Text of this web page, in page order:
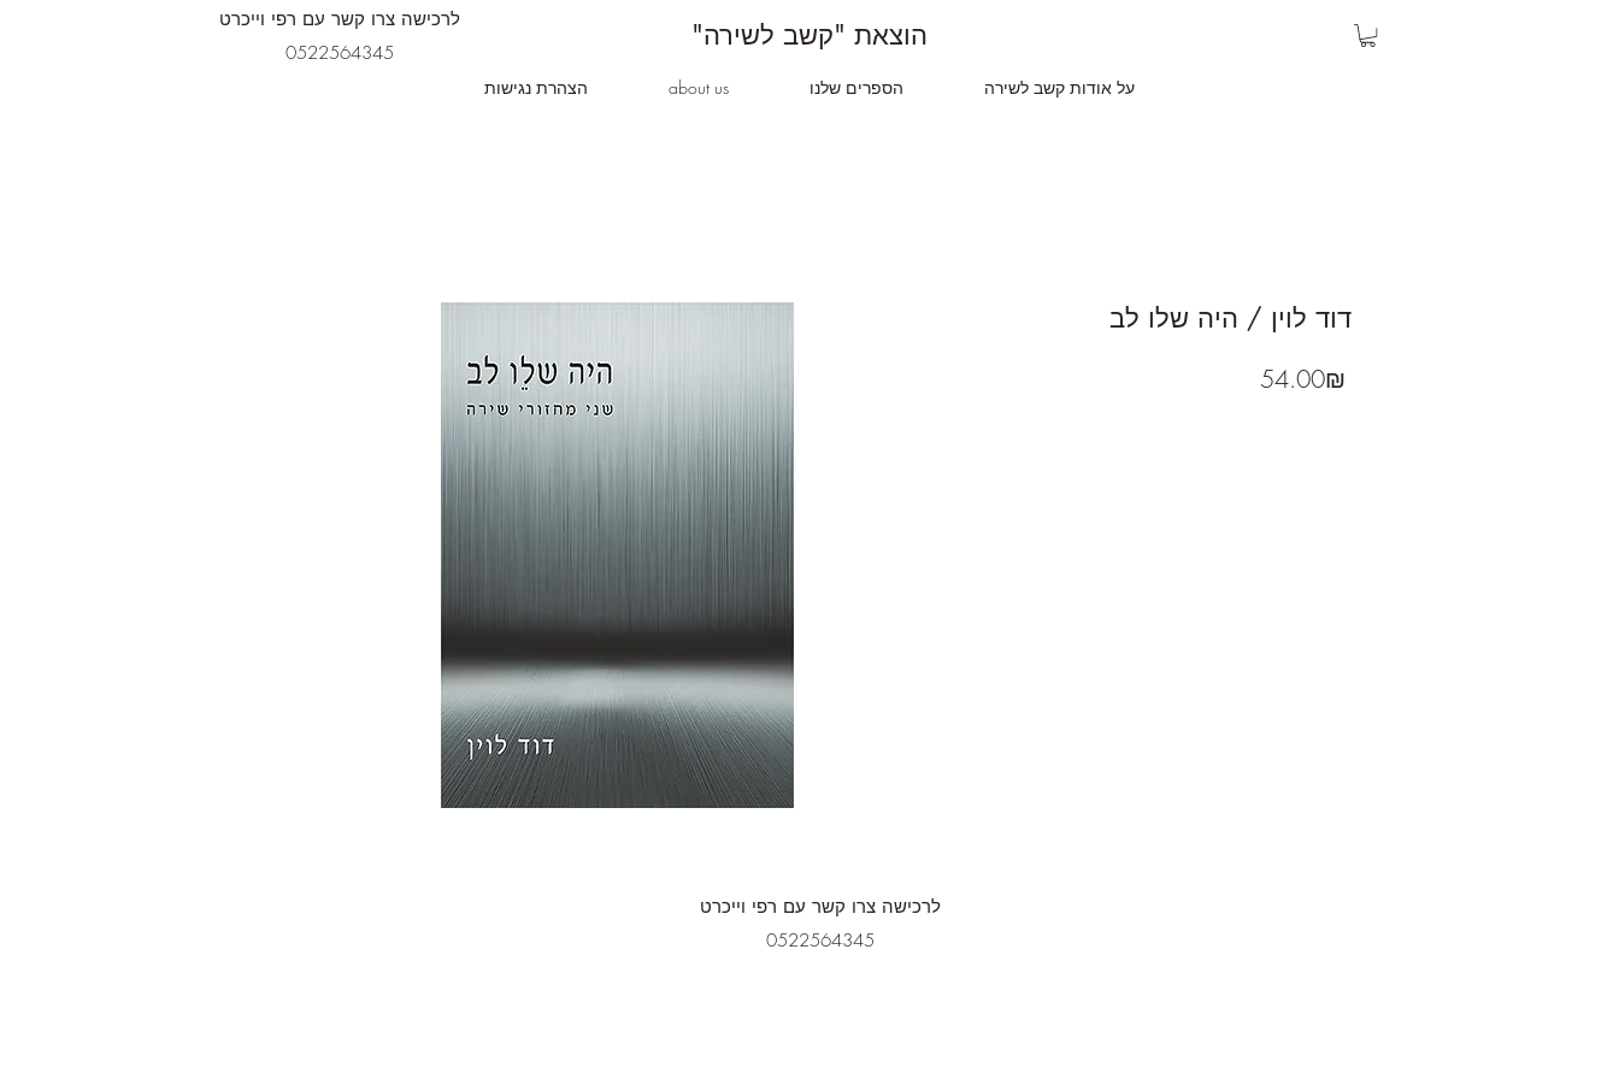
לרכישה צרו קשר עם רפי וייכרט
0522564345
"הוצאת "קשב לשירה
על אודות קשב לשירה הספרים שלנו about us הצהרת נגישות
דוד לוין / היה שלו לב
‏54.00 ‏₪
לרכישה צרו קשר עם רפי וייכרט
0522564345